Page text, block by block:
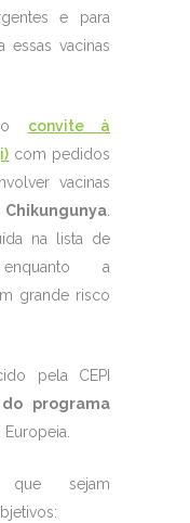
e para
essas vacinas
o convite à
com pedidos
vacinas
na lista de
a
grande risco
pela CEPI
programa
que sejam